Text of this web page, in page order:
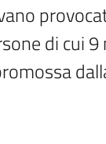
di cui